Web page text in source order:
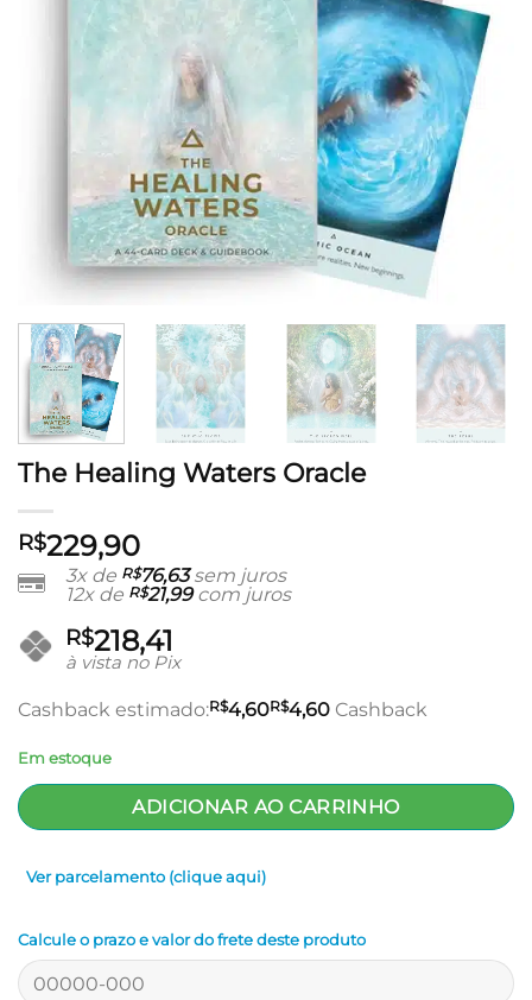
The Healing Waters Oracle
R$229,90
3x de R$76,63sem juros
12x de R$21,99com juros
R$218,41
à vista no Pix
Cashback estimado:R$4,60R$4,60 Cashback
Em estoque
ADICIONAR AO CARRINHO
Ver parcelamento (clique aqui)
Calcule o prazo e valor do frete deste produto